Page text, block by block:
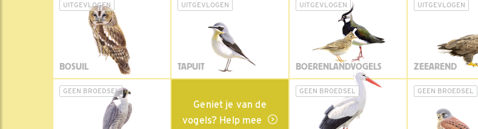
UITGEVLOGEN
BOSUIL
UITGEVLOGEN
TAPUIT
UITGEVLOGEN
BOERENLANDVOGELS
UITGEVLOGEN
ZEEAREND
GEEN BROEDSEL
Geniet je van de
vogels? Help mee
GEEN BROEDSEL GEEN BROEDSEL